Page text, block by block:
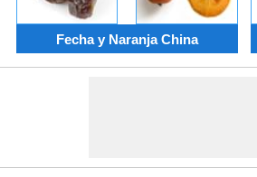
Fecha y Naranja China